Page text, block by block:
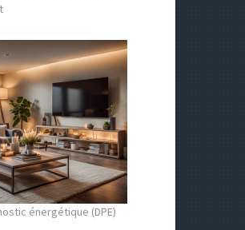
énergétique (DPE)